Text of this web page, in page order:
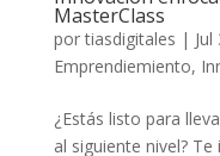
MasterClass
portiasdigitales |
Emprendiemiento,
¿Estás listo para
al siguiente nivel?